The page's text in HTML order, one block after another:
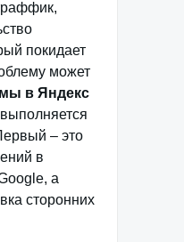
покидает
может
в Яндекс
– это
в
а
сторонних